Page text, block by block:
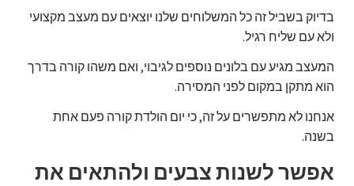
בדיוק בשביל זה כל המשלוחים שלנו יוצאים עם מעצב מקצועי
ולא עם שליח רגיל.
המעצב מגיע עם בלונים נוספים לגיבוי, ואם משהו קורה בדרך
הוא מתקן במקום לפני המסירה.
אנחנו לא מתפשרים על זה, כי יום הולדת קורה פעם אחת
בשנה.
אפשר לשנות צבעים ולהתאים את